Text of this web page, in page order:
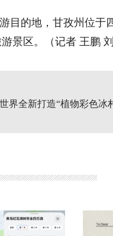
目的地，甘孜州位于
景区。（记者 王鹏 刘
界全新打造“植物彩色冰